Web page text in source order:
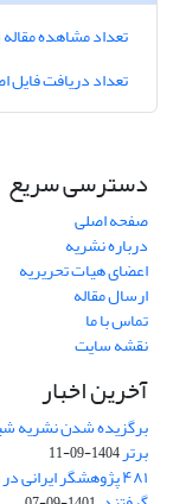
تعداد مشاهده مقاله
تعداد دریافت فایل
دسترسی سریع
صفحه اصلی
درباره نشریه
اعضای هیات تحریریه
ارسال مقاله
تماس با ما
نقشه سایت
آخرین اخبار
برگزیده شدن نشریه
برتر1404-09-11
۴۸۱ پژوهشگر